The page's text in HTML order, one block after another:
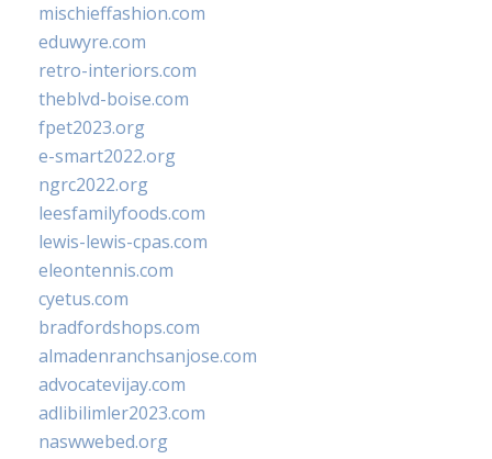
mischieffashion.com
eduwyre.com
retro-interiors.com
theblvd-boise.com
fpet2023.org
e-smart2022.org
ngrc2022.org
leesfamilyfoods.com
lewis-lewis-cpas.com
eleontennis.com
cyetus.com
bradfordshops.com
almadenranchsanjose.com
advocatevijay.com
adlibilimler2023.com
naswwebed.org